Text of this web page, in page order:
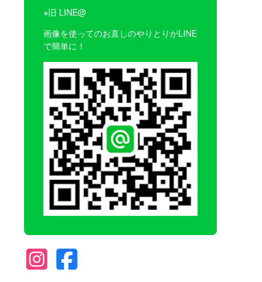
※旧 LINE@
画像を使ってのお直しのやりとりがLINE
で簡単に！